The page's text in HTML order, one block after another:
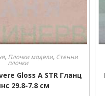
, Плочки модели, Стенни
плочки
Gloss A STR Гланц
29.8-7.8 см